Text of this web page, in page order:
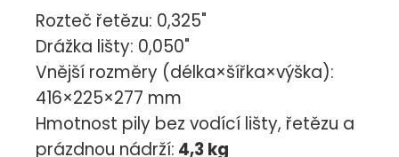
Rozteč řetězu: 0,325"
Drážka lišty: 0,050"
Vnější rozměry (délka×šířka×výška):
416×225×277 mm
Hmotnost pily bez vodící lišty, řetězu a
prázdnou nádrží: 4,3 kg